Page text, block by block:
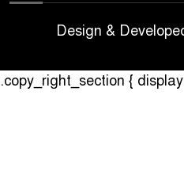
Design &
.copy_right_section {